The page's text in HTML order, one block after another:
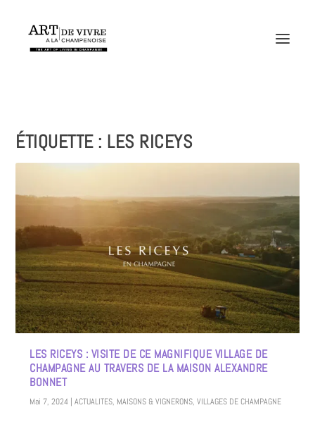
ÉTIQUETTE : LES RICEYS
LES RICEYS : VISITE DE CE MAGNIFIQUE VILLAGE DE
CHAMPAGNE AU TRAVERS DE LA MAISON ALEXANDRE
BONNET
Mai 7, 2024 |ACTUALITES, MAISONS & VIGNERONS,VILLAGES DE CHAMPAGNE